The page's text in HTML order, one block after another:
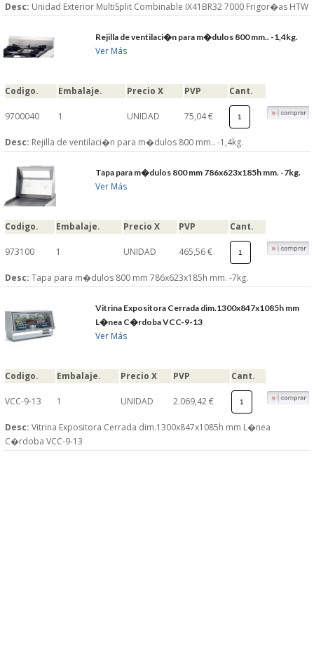
Desc: Unidad Exterior MultiSplit Combinable IX41BR32 7000 Frigor�as HTW
Rejilla de ventilaci�n para m�dulos 800 mm.. -1,4kg.
Ver Más
Codigo. Embalaje. Precio X PVP Cant.
9700040 1 UNIDAD 75,04 €
Desc: Rejilla de ventilaci�n para m�dulos 800 mm.. -1,4kg.
Tapa para m�dulos 800 mm 786x623x185h mm. -7kg.
Ver Más
Codigo. Embalaje. Precio X PVP Cant.
973100 1 UNIDAD 465,56 €
Desc: Tapa para m�dulos 800 mm 786x623x185h mm. -7kg.
Vitrina Expositora Cerrada dim.1300x847x1085h mm
L�nea C�rdoba VCC-9-13
Ver Más
Codigo. Embalaje. Precio X PVP Cant.
VCC-9-13 1 UNIDAD 2.069,42 €
Desc: Vitrina Expositora Cerrada dim.1300x847x1085h mm L�nea
C�rdoba VCC-9-13